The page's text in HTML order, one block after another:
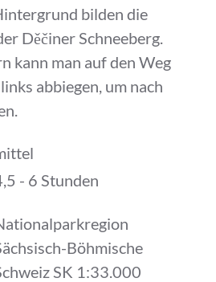
bilden die
Děčiner Schneeberg.
kann man auf den Weg
abbiegen, um nach
- 6 Stunden
Böhmische
SK 1:33.000